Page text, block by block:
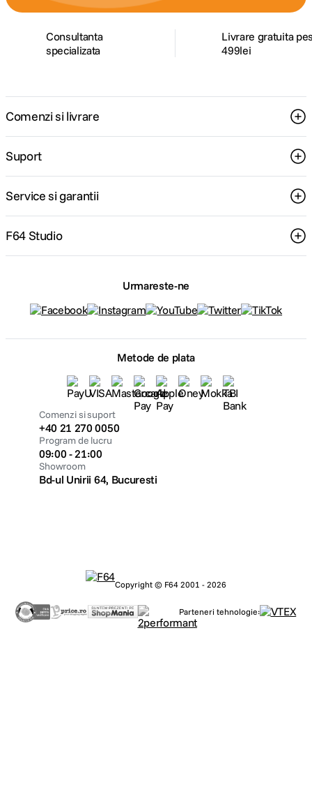
Consultanta
specializata
Livrare gratuita
499lei
Comenzi si livrare
Suport
Service si garantii
F64 Studio
Urmareste-ne
Metode de plata
Comenzi si suport
+40 21 270 0050
Program de lucru
09:00 - 21:00
Showroom
Bd-ul Unirii 64, Bucuresti
Copyright © F64 2001 - 2026
Parteneri tehnologie: